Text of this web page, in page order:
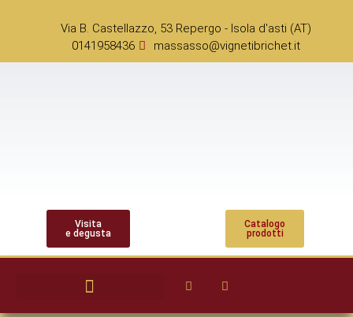
Via B. Castellazzo, 53 Repergo - Isola d'asti (AT)
0141958436
massasso@vignetibrichet.it
Visita
e degusta
Catalogo
prodotti